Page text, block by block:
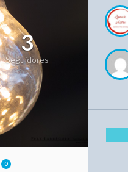
3
Seguidores
0